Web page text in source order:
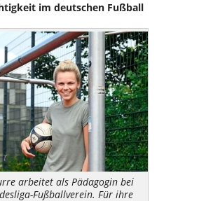
im deutschen Fußball
arbeitet als Pädagogin bei
Fußballverein. Für ihre